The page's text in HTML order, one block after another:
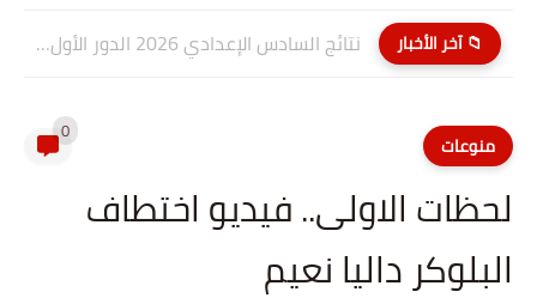
📁 آخر الأخبار نتائج السادس الإعدادي 2026 الدور الأول PDF كربلاء المقدسة| موقع...
منوعات 0
لحظات الاولى.. فيديو اختطاف
البلوكر داليا نعيم